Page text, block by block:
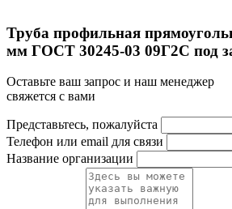
Труба профильная
мм ГОСТ 30245-03 09Г2С под
Оставьте ваш запрос и наш менеджер
свяжется с вами
Представьтесь, пожалуйста
Телефон или email для связи
Название организации